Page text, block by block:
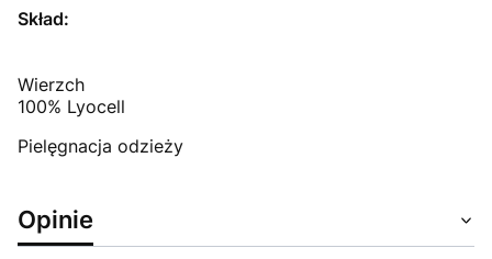
Skład:
Wierzch
100% Lyocell
Pielęgnacja odzieży
Opinie